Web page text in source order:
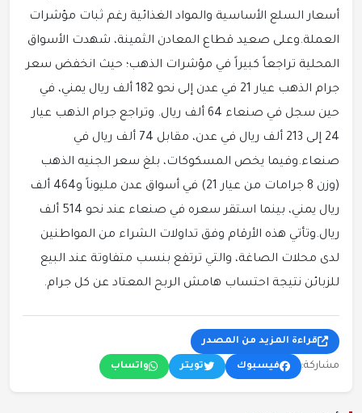
أسعار السلع الأساسية والمواد الغذائية رغم ثبات مؤشرات
العملة.وعلى صعيد قطاع المعادن الثمينة، شهدت الأسواق
المحلية تراجعاً كبيراً في مؤشرات الذهب؛ حيث انخفض سعر
جرام الذهب عيار 21 في عدن إلى نحو 182 ألف ريال يمني، في
حين سجل في صنعاء 64 ألف ريال. وتراجع جرام الذهب عيار
24 إلى 213 ألف ريال في عدن، مقابل 74 ألف ريال في
صنعاء.وفيما يخص المسكوكات، بلغ سعر الجنيه الذهب
(وزن 8 جرامات من عيار 21) في أسواق عدن مليوناً و464 ألف
ريال يمني، بينما استقر سعره في صنعاء عند نحو 514 ألف
ريال.وتأتي هذه الأرقام وفق تداولات الشراء من المواطنين
لدى محلات الصاغة، والتي ترتفع بنسب متفاوتة عند البيع
للزبائن نتيجة احتساب هامش الربح المعتاد عن كل جرام.
قراءة المزيد من المصدر
مشاركة: فيسبوك تويتر واتساب